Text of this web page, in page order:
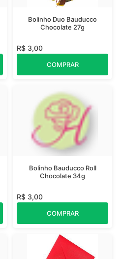
Bolinho Duo Bauducco
Chocolate 27g
R$ 3,00
COMPRAR
Bolinho Bauducco Roll
Chocolate 34g
R$ 3,00
COMPRAR